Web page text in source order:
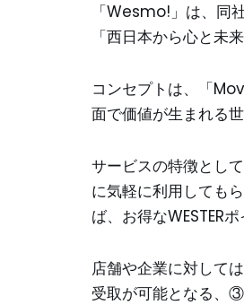
「Wesmo!」は、同
「西日本から心と未
コンセプトは、「
面で価値が生まれる
サービスの特徴とし
に気軽に利用しても
ば、お得なWESTER
店舗や企業に対して
受取が可能となる、